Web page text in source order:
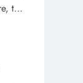
this